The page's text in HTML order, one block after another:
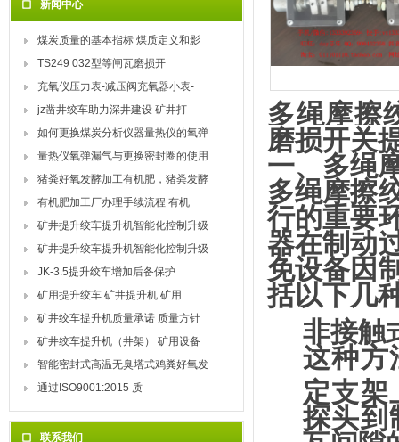
新闻中心
煤炭质量的基本指标 煤质定义和影
TS249 032型等闸瓦磨损开
充氧仪压力表-减压阀充氧器小表-
jz凿井绞车助力深井建设 矿井打
如何更换煤炭分析仪器量热仪的氧弹
量热仪氧弹漏气与更换密封圈的使用
猪粪好氧发酵加工有机肥，猪粪发酵
有机肥加工厂办理手续流程 有机
矿井提升绞车提升机智能化控制升级
矿井提升绞车提升机智能化控制升级
JK-3.5提升绞车增加后备保护
矿用提升绞车 矿井提升机 矿用
矿井绞车提升机质量承诺 质量方针
矿井绞车提升机（井架） 矿用设备
智能密封式高温无臭塔式鸡粪好氧发
通过ISO9001:2015 质
联系我们
多绳摩擦
磨损开关
一、多绳
多绳摩擦
行的重要
器在制动
免设备因
括以下几
非接触
这种方
定支架
探头到